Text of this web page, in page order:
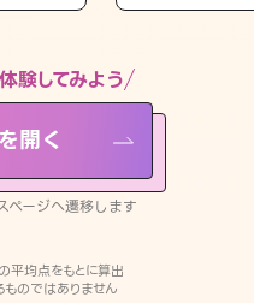
験してみよう
開く
ージへ遷移します
平均点をもとに算出
のではありません